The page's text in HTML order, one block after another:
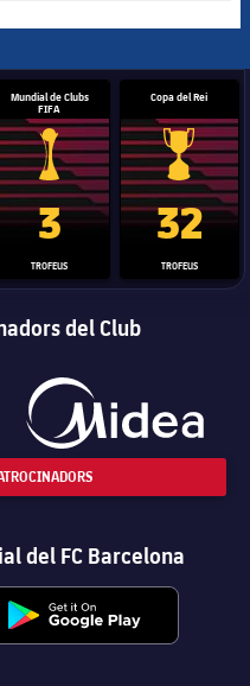
Lliga de Campions
Mundial de Clubs
FIFA
Trofeu del Mundial de Clubs
3
TROFEUS
Copa del Rei
Copa del
32
TROFEUS
del Club
del FC Barcelona